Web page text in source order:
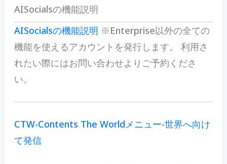
AISocialsの機能説明
AISocialsの機能説明 ※Enterprise以外の全ての
機能を使えるアカウントを発行します。 利用さ
れたい際にはお問い合わせよりご予約くださ
い。
CTW-Contents The Worldメニュー-世界へ向け
て発信